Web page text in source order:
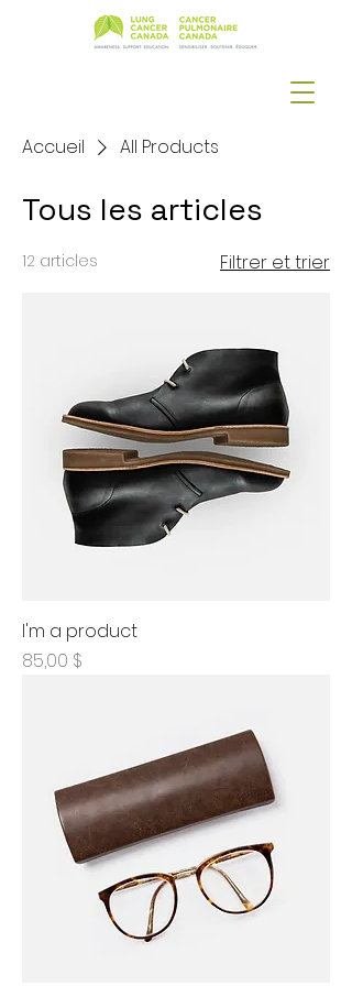
Accueil All Products
Tous les articles
12 articles Filtrer et trier
I'm a product
Prix
85,00 $